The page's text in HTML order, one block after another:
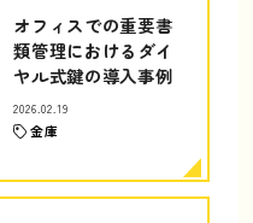
オフィスでの重要書
類管理におけるダイ
ヤル式鍵の導入事例
2026.02.19
金庫